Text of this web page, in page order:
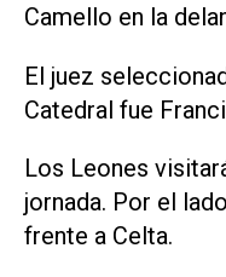
Camello en la
El juez
Catedral fue
Los Leones
jornada. Por el
frente a Celta.